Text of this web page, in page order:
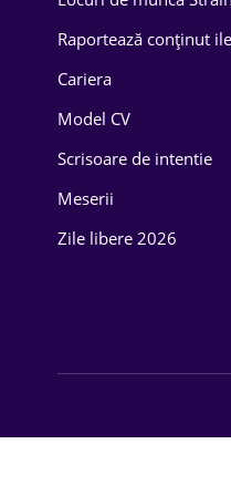
Educație /
Energetică
Farma
Raportează conținut
Cariera
Model CV
Scrisoare de intentie
Meserii
Zile libere 2026